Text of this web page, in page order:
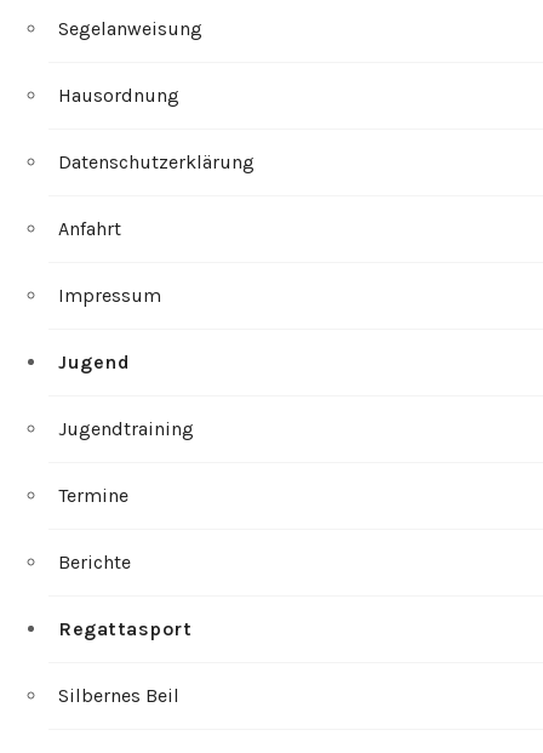
Segelanweisung
Hausordnung
Datenschutzerklärung
Anfahrt
Impressum
Jugend
Jugendtraining
Termine
Berichte
Regattasport
Silbernes Beil